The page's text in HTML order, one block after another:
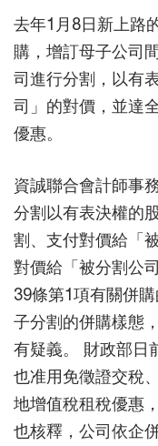
去年1月8日新上路
購，增訂母子公司
司進行分割，以有
司」的對價，並達
優惠。
資誠聯合會計師事
分割以有表決權的
割、支付對價給「
對價給「被分割公
39條第1項有關併
子分割的併購樣態
有疑義。 財政部日
也准用免徵證交稅
地增值稅租稅優惠
也核釋，公司依企